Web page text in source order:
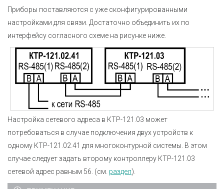
Приборы поставляются с уже сконфигурированными
настройками для связи. Достаточно объединить их по
интерфейсу согласного схеме на рисунке ниже.
Настройка сетевого адреса в КТР-121.03 может
потребоваться в случае подключения двух устройств к
одному КТР-121.02.41 для многоконтурной системы. В этом
случае следует задать второму контроллеру КТР-121.03
сетевой адрес равным 56. (см. раздел).